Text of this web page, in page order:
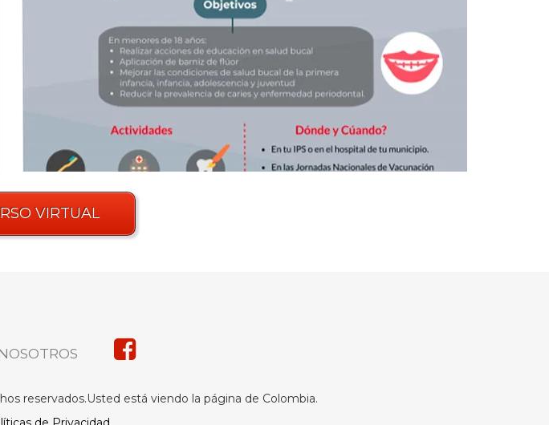
VIRTUAL
reservados.Usted está viendo la página de Colombia.